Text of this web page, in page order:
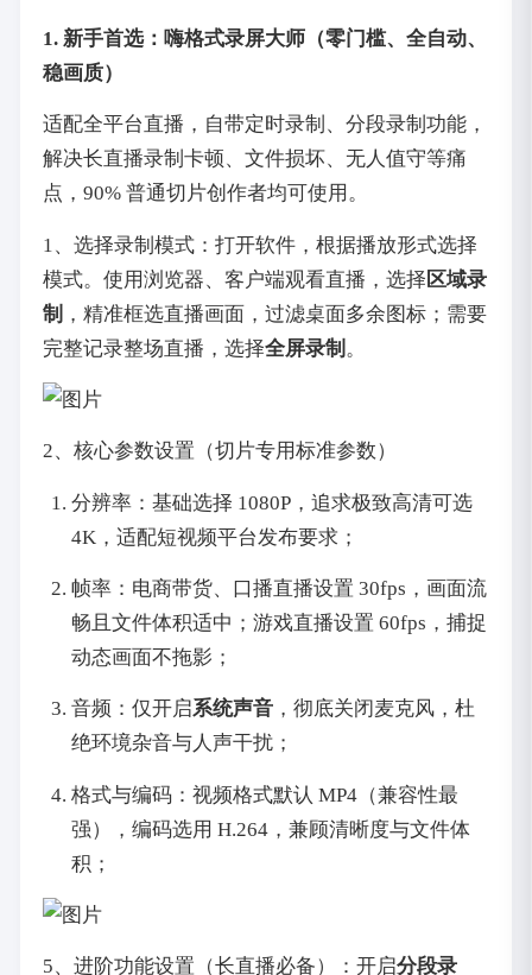
1. 新手首选：嗨格式录屏大师（零门槛、全自动、
稳画质）
适配全平台直播，自带定时录制、分段录制功能，
解决长直播录制卡顿、文件损坏、无人值守等痛
点，90% 普通切片创作者均可使用。
1、选择录制模式：打开软件，根据播放形式选择
模式。使用浏览器、客户端观看直播，选择 区域录
制 ，精准框选直播画面，过滤桌面多余图标；需要
完整记录整场直播，选择全屏录制 。
2、核心参数设置（切片专用标准参数）
分辨率：基础选择 1080P，追求极致高清可选
4K，适配短视频平台发布要求；
帧率：电商带货、口播直播设置 30fps，画面流
畅且文件体积适中；游戏直播设置 60fps，捕捉
动态画面不拖影；
音频：仅开启系统声音，彻底关闭麦克风，杜
绝环境杂音与人声干扰；
格式与编码：视频格式默认 MP4（兼容性最
强），编码选用 H.264，兼顾清晰度与文件体
积；
5、进阶功能设置（长直播必备）：开启分段录